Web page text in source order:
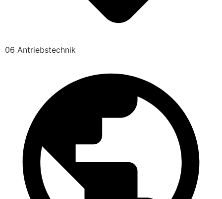
06 Antriebstechnik